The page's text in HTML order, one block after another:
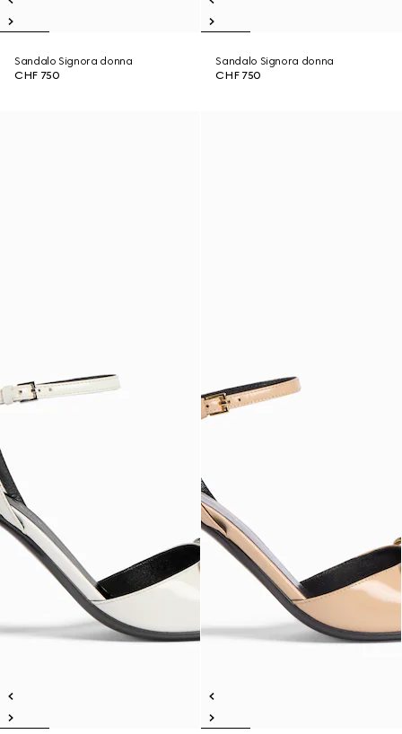
Sandalo Signora donna
CHF 750
Sandalo Signora donna
CHF 750